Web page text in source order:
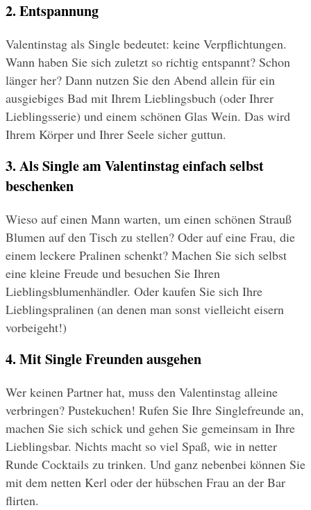
2. Entspannung
Valentinstag als Single bedeutet: keine Verpflichtungen.
Wann haben Sie sich zuletzt so richtig entspannt? Schon
länger her? Dann nutzen Sie den Abend allein für ein
ausgiebiges Bad mit Ihrem Lieblingsbuch (oder Ihrer
Lieblingsserie) und einem schönen Glas Wein. Das wird
Ihrem Körper und Ihrer Seele sicher guttun.
3. Als Single am Valentinstag einfach selbst
beschenken
Wieso auf einen Mann warten, um einen schönen Strauß
Blumen auf den Tisch zu stellen? Oder auf eine Frau, die
einem leckere Pralinen schenkt? Machen Sie sich selbst
eine kleine Freude und besuchen Sie Ihren
Lieblingsblumenhändler. Oder kaufen Sie sich Ihre
Lieblingspralinen (an denen man sonst vielleicht eisern
vorbeigeht!)
4. Mit Single Freunden ausgehen
Wer keinen Partner hat, muss den Valentinstag alleine
verbringen? Pustekuchen! Rufen Sie Ihre Singlefreunde an,
machen Sie sich schick und gehen Sie gemeinsam in Ihre
Lieblingsbar. Nichts macht so viel Spaß, wie in netter
Runde Cocktails zu trinken. Und ganz nebenbei können Sie
mit dem netten Kerl oder der hübschen Frau an der Bar
flirten.